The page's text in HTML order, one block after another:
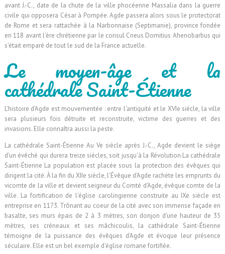
avant J.-C., date de la chute de la ville phocéenne Massalia dans la guerre
civile qui opposera César à Pompée. Agde passera alors sous le protectorat
de Rome et sera rattachée à la Narbonnaise (Septimanie), province fondée
en 118 avant l'ère chrétienne par le consul Cneus Domitius Ahenobarbus qui
s'était emparé de tout le sud de la France actuelle.
Le moyen-âge et la
cathédrale Saint-Étienne
L'histoire d'Agde est mouvementée : entre l'antiquité et le XVIe siècle, la ville
sera plusieurs fois détruite et reconstruite, victime des guerres et des
invasions. Elle connaîtra aussi la peste.
La cathédrale Saint-Étienne Au Ve siècle après J.-C., Agde devient le siège
d'un évêché qui durera treize siècles, soit jusqu'à la Révolution.La cathédrale
Saint-Étienne La population est placée sous la protection des évêques qui
dirigent la cité. À la fin du XIIe siècle, l'Évêque d'Agde rachète les emprunts du
vicomte de la ville et devient seigneur du Comté d'Agde, évêque comte de la
ville. La fortification de l'église carolingienne construite au IXe siècle est
entreprise en 1173. Trônant au coeur de la cité avec son immense façade en
basalte, ses murs épais de 2 à 3 mètres, son donjon d'une hauteur de 35
mètres, ses créneaux et ses mâchicoulis, la cathédrale Saint-Étienne
témoigne de la puissance des évêques d'Agde et évoque leur présence
séculaire. Elle est un bel exemple d'église romane fortifiée.